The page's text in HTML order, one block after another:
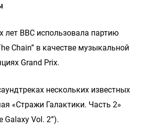
лет BBC использовала партию
Chain” в качестве музыкальной
Grand Prix.
нескольких известных
«Стражи Галактики. Часть 2»
Galaxy Vol. 2”).